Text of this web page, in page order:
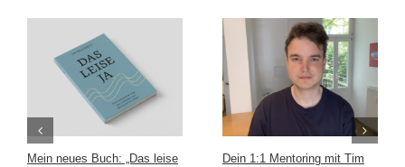
Mein neues Buch: „Das leise
Dein 1:1 Mentoring mit Tim